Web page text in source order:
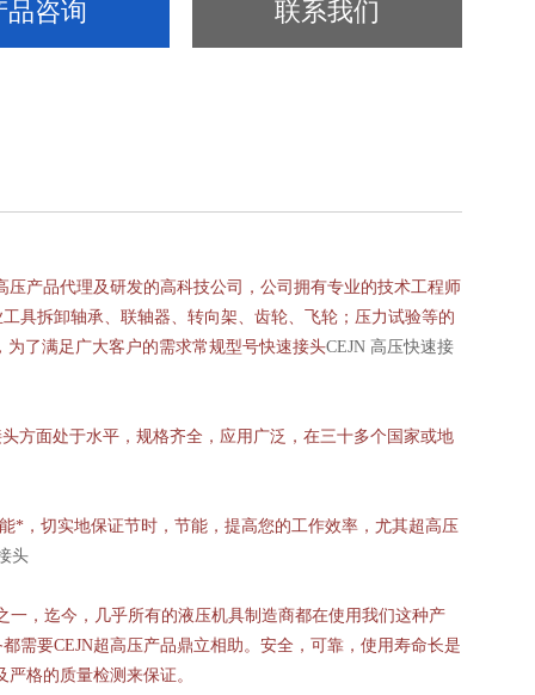
品咨询 联系我们
压产品代理及研发的高科技公司，公司拥有专业的技术工程师
具拆卸轴承、联轴器、转向架、齿轮、飞轮；压力试验等的
为了满足广大客户的需求常规型号快速接头CEJN 高压快速接
方面处于水平，规格齐全，应用广泛，在三十多个国家或地
*，切实地保证节时，节能，提高您的工作效率，尤其超高压
头
一，迄今，几乎所有的液压机具制造商都在使用我们这种产
需要CEJN超高压产品鼎立相助。安全，可靠，使用寿命长是
格的质量检测来保证。